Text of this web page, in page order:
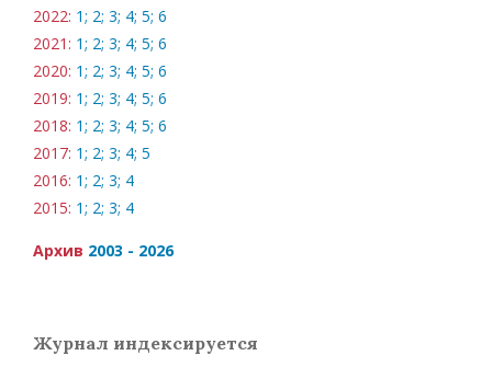
2022: 1; 2; 3; 4; 5; 6
2021: 1; 2; 3; 4; 5; 6
2020: 1; 2; 3; 4; 5; 6
2019: 1; 2; 3; 4; 5; 6
2018: 1; 2; 3; 4; 5; 6
2017: 1; 2; 3; 4; 5
2016: 1; 2; 3; 4
2015: 1; 2; 3; 4
Архив 2003 - 2026
Журнал индексируется